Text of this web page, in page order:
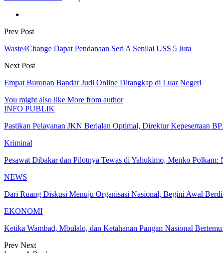
Prev Post
Waste4Change Dapat Pendanaan Seri A Senilai US$ 5 Juta
Next Post
Empat Buronan Bandar Judi Online Ditangkap di Luar Negeri
You might also like More from author
INFO PUBLIK
Pastikan Pelayanan JKN Berjalan Optimal, Direktur Kepesertaan
Kriminal
Pesawat Dibakar dan Pilotnya Tewas di Yahukimo, Menko Polkam:
NEWS
Dari Ruang Diskusi Menuju Organisasi Nasional, Begini Awal
EKONOMI
Ketika Wambad, Mbulalo, dan Ketahanan Pangan Nasional
Prev Next